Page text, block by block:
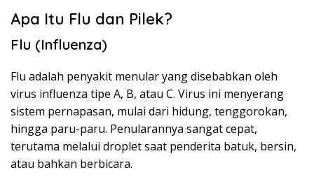
Apa Itu Flu dan Pilek?
Flu (Influenza)
Flu adalah penyakit menular yang disebabkan oleh
virus influenza tipe A, B, atau C. Virus ini menyerang
sistem pernapasan, mulai dari hidung, tenggorokan,
hingga paru-paru. Penularannya sangat cepat,
terutama melalui droplet saat penderita batuk, bersin,
atau bahkan berbicara.